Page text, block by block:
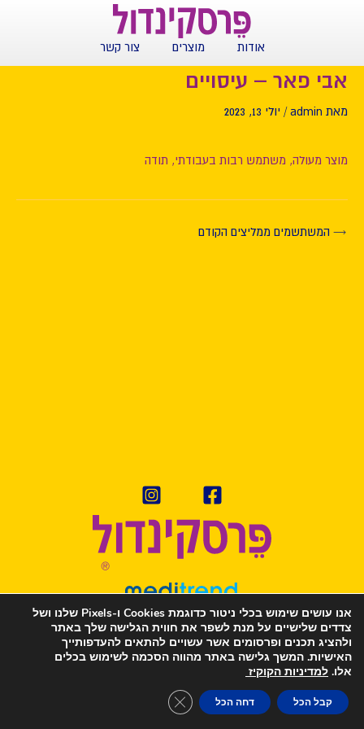
אודות
מוצרים צור קשר
אבי פאר – עיסויים
מאת admin
/ יולי 13, 2023
מוצר מעולה, משתמש רבות בעבודתי, תודה
→ המשתשמים ממליצים הקודם
מדיניות פרטיות
תנאי שימוש
מדיניות ה-Cookies
אנו עושים שימוש בכלי ניטור כדוגמת Cookies ו-Pixels שלנו ושל
צדדים שלישיים על מנת לשפר את חווית הגלישה שלך באתר
ולהציג תכנים ופרסומים אשר עשויים להתאים להעדפותייך
האישיות. המשך גלישה באתר מהווה הסכמה לשימוש בכלים
אלו. למדיניות הקוקיז
קבל הכל דחה הכל Close GDPR Cookie Banner